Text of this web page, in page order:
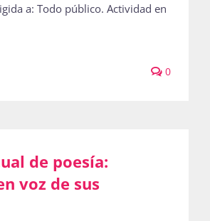
a: Todo público. Actividad en
0
de poesía:
voz de sus